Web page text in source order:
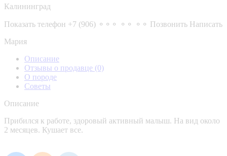
Калининград
Показать телефон +7 (906) ⚬⚬⚬ ⚬⚬ ⚬⚬ Позвонить Написать
Мария
Описание
Отзывы о продавце (0)
О породе
Советы
Описание
Прибился к работе, здоровый активный малыш. На вид около
2 месяцев. Кушает все.